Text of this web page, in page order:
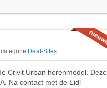
Deal-Sites
Crivit Urban herenmodel. Deze
Na contact met de Lidl